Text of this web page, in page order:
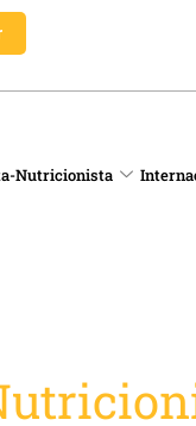
Nutricionista